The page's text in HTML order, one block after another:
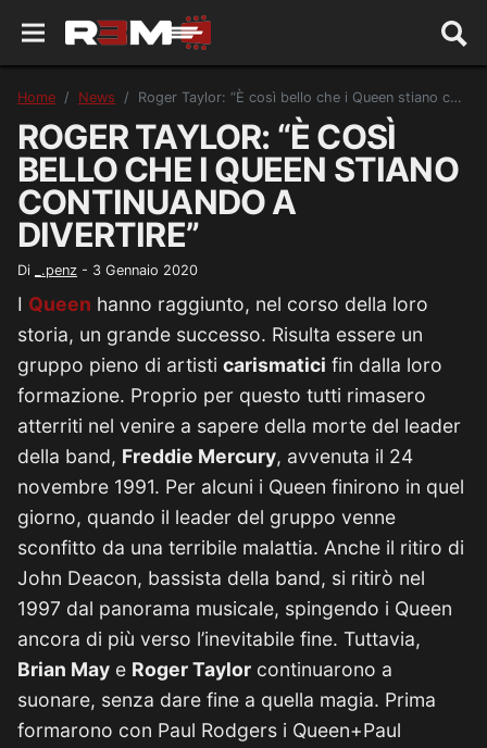
Home News Roger Taylor: “È così bello che i Queen stiano continuando a divertire”
ROGER TAYLOR: “È COSÌ
BELLO CHE I QUEEN STIANO
CONTINUANDO A
DIVERTIRE”
Di _.penz - 3 Gennaio 2020
I Queen hanno raggiunto, nel corso della loro
storia, un grande successo. Risulta essere un
gruppo pieno di artisti carismatici fin dalla loro
formazione. Proprio per questo tutti rimasero
atterriti nel venire a sapere della morte del leader
della band, Freddie Mercury, avvenuta il 24
novembre 1991. Per alcuni i Queen finirono in quel
giorno, quando il leader del gruppo venne
sconfitto da una terribile malattia. Anche il ritiro di
John Deacon, bassista della band, si ritirò nel
1997 dal panorama musicale, spingendo i Queen
ancora di più verso l’inevitabile fine. Tuttavia,
Brian May e Roger Taylor continuarono a
suonare, senza dare fine a quella magia. Prima
formarono con Paul Rodgers i Queen+Paul